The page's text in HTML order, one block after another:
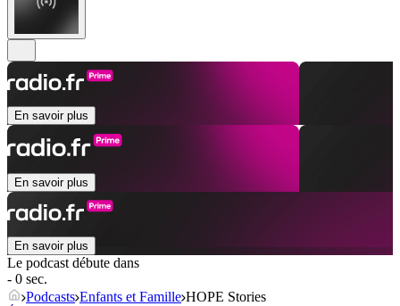
En savoir plus
En savoir plus
En savoir plus
Le podcast débute dans
- 0 sec.
Podcasts Enfants et Famille HOPE Stories